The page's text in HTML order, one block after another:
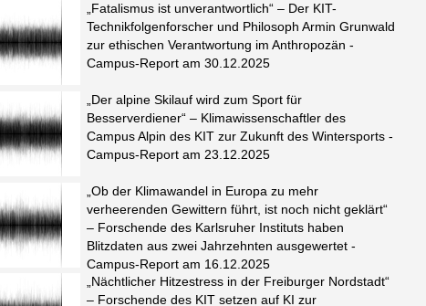
„Fatalismus ist unverantwortlich“ – Der KIT-
Technikfolgenforscher und Philosoph Armin Grunwald
zur ethischen Verantwortung im Anthropozän -
Campus-Report am 30.12.2025
„Der alpine Skilauf wird zum Sport für
Besserverdiener“ – Klimawissenschaftler des
Campus Alpin des KIT zur Zukunft des Wintersports -
Campus-Report am 23.12.2025
„Ob der Klimawandel in Europa zu mehr
verheerenden Gewittern führt, ist noch nicht geklärt“
– Forschende des Karlsruher Instituts haben
Blitzdaten aus zwei Jahrzehnten ausgewertet -
Campus-Report am 16.12.2025
„Nächtlicher Hitzestress in der Freiburger Nordstadt“
– Forschende des KIT setzen auf KI zur